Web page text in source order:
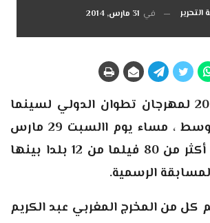
التحرير في 31 مارس, 2014
انطلقت الدورة 20 لمهرجان تطوان الدولي لسينما
بلدان البحر المتوسط ، مساء يوم االسبت 29 مارس
2014، بمشاركة أكثر من 80 فيلما من 12 بلدا بينها
كل من المخرج المغربي عبد الكريم